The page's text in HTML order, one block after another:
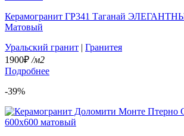
Керамогранит ГР341 Таганай
Матовый
Уральский гранит | Гранитея
1900₽ /м2
Подробнее
-39%